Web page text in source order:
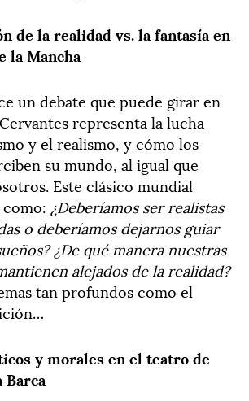
de la realidad vs. la fantasía en
la Mancha
un debate que puede girar en
representa la lucha
y el realismo, y cómo los
su mundo, al igual que
Este clásico mundial
¿Deberíamos ser realistas
o deberíamos dejarnos guiar
¿De qué manera nuestras
alejados de la realidad?
tan profundos como el
y morales en el teatro de
Barca